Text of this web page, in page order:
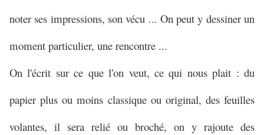
noter ses impressions, son vécu ... On peut y dessiner un
moment particulier, une rencontre ...
On l'écrit sur ce que l'on veut, ce qui nous plait : du
papier plus ou moins classique ou original, des feuilles
volantes, il sera relié ou broché, on y rajoute des